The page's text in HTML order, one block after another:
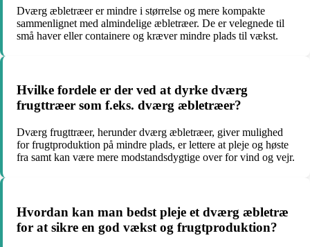
Dværg æbletræer er mindre i størrelse og mere kompakte
sammenlignet med almindelige æbletræer. De er velegnede til
små haver eller containere og kræver mindre plads til vækst.
Hvilke fordele er der ved at dyrke dværg
frugttræer som f.eks. dværg æbletræer?
Dværg frugttræer, herunder dværg æbletræer, giver mulighed
for frugtproduktion på mindre plads, er lettere at pleje og høste
fra samt kan være mere modstandsdygtige over for vind og vejr.
Hvordan kan man bedst pleje et dværg æbletræ
for at sikre en god vækst og frugtproduktion?